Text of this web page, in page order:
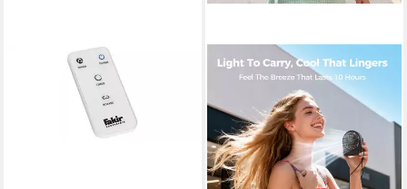
Turmventilator
ab 114,99 €
lieferbar - in 2-3 Werktagen bei dir
NSIHING
Tischventilator Tischventilator
USB, Tragbarer Mini
Ventilator Wiederaufladbar
38,99 € 77,99 €
-50%